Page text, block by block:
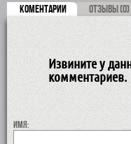
КОМЕНТАРИИ ОТЗЫВЫ (0)
Извините у
комментариев.
Имя: